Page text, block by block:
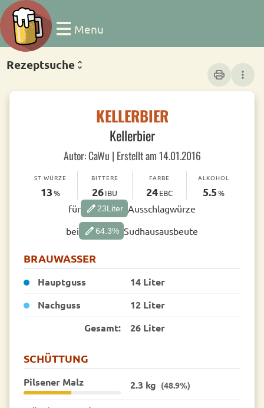
Menu
Rezeptsuche
print more_vert
KELLERBIER
Kellerbier
Autor: CaWu | Erstellt am 14.01.2016
ST.WÜRZE
13%
BITTERE
26IBU
FARBE
24EBC
ALKOHOL
5.5%
für edit 23Liter Ausschlagwürze
bei edit64.3% Sudhausausbeute
BRAUWASSER
Hauptguss
14 Liter
Nachguss
12 Liter
Gesamt:
26 Liter
SCHÜTTUNG
Pilsener Malz 2.3 kg (48.9%)